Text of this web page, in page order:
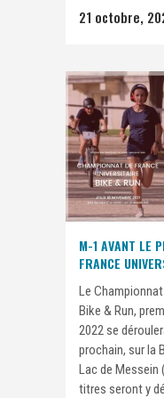
21 octobre,
M-1 AVANT LE
FRANCE
Le
Bike & Run,
2022 se
prochain, sur la
Lac de Messein
titres seront y